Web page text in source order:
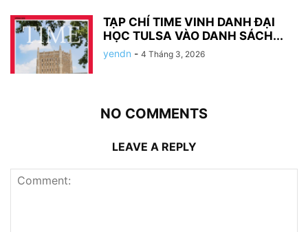
TẠP CHÍ TIME VINH DANH ĐẠI
HỌC TULSA VÀO DANH SÁCH...
yendn - 4 Tháng 3, 2026
NO COMMENTS
LEAVE A REPLY